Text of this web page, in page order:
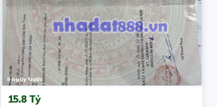
9 ngày trước
15.8 Tỷ